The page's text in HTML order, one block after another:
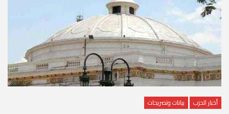
أخبار الحزب بيانات وتصريحات